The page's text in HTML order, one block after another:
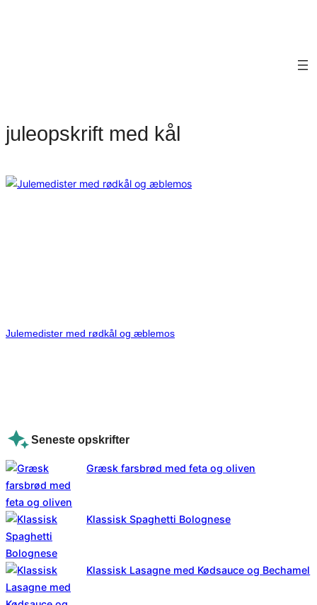
juleopskrift med kål
Julemedister med rødkål og æblemos
Seneste opskrifter
Græsk farsbrød med feta og oliven
Klassisk Spaghetti Bolognese
Klassisk Lasagne med Kødsauce og Bechamel